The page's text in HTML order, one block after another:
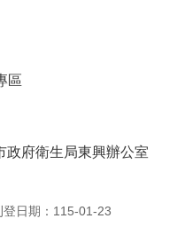
區
政府衛生局東興辦公室
登日期：115-01-23